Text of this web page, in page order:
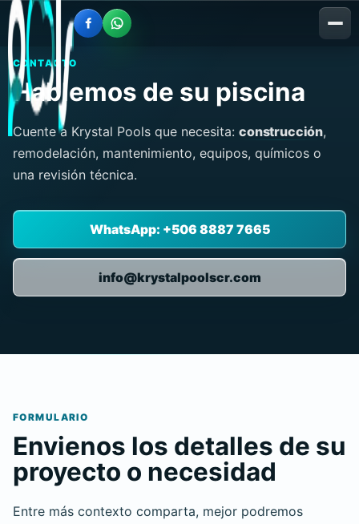
CONTACTO
Hablemos de su piscina
Cuente a Krystal Pools que necesita: construcción,
remodelación, mantenimiento, equipos, químicos o
una revisión técnica.
WhatsApp: +506 8887 7665
info@krystalpoolscr.com
FORMULARIO
Envienos los detalles de su
proyecto o necesidad
Entre más contexto comparta, mejor podremos